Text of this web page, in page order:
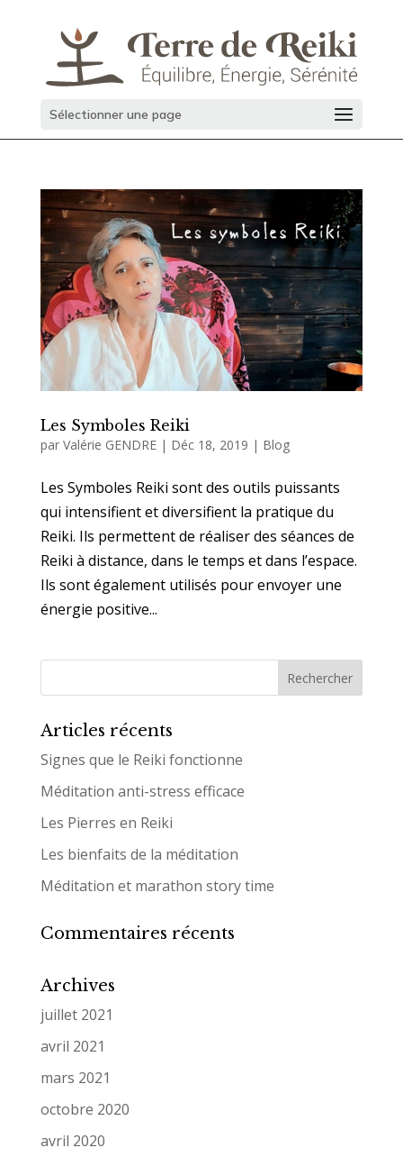
Sélectionner une page
Les Symboles Reiki
par Valérie GENDRE| Déc 18, 2019 | Blog
Les Symboles Reiki sont des outils puissants
qui intensifient et diversifient la pratique du
Reiki. Ils permettent de réaliser des séances de
Reiki à distance, dans le temps et dans l’espace.
Ils sont également utilisés pour envoyer une
énergie positive...
Articles récents
Signes que le Reiki fonctionne
Méditation anti-stress efficace
Les Pierres en Reiki
Les bienfaits de la méditation
Méditation et marathon story time
Commentaires récents
Archives
juillet 2021
avril 2021
mars 2021
octobre 2020
avril 2020